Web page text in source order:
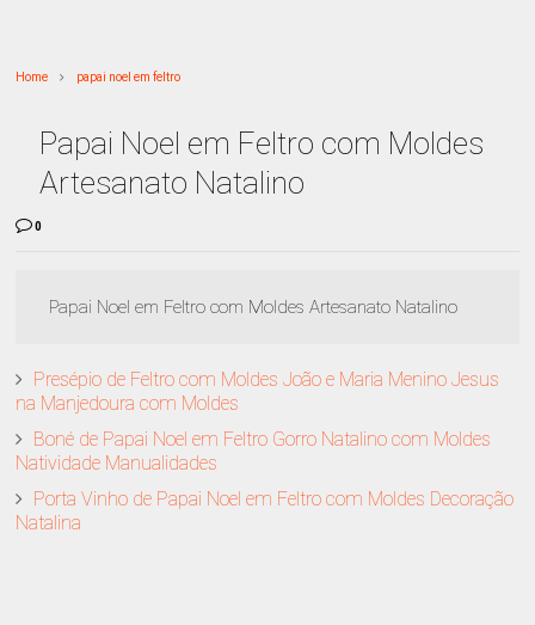
Home papai noel em feltro
Papai Noel em Feltro com Moldes
Artesanato Natalino
0
Papai Noel em Feltro com Moldes Artesanato Natalino
Presépio de Feltro com Moldes João e Maria Menino Jesus
na Manjedoura com Moldes
Boné de Papai Noel em Feltro Gorro Natalino com Moldes
Natividade Manualidades
Porta Vinho de Papai Noel em Feltro com Moldes Decoração
Natalina